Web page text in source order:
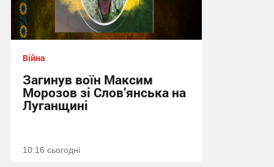
Війна
Загинув воїн Максим
Морозов зі Слов’янська на
Луганщині
10:16 сьогодні